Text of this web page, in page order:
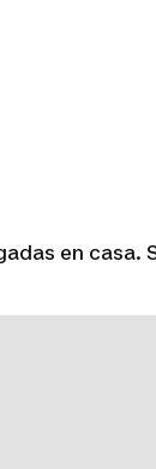
en casa.